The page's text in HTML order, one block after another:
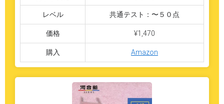
レベル 共通テスト：〜５０点
価格 ¥1,470
購入 Amazon